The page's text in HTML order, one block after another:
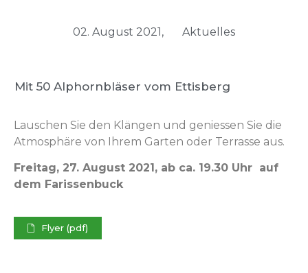
02. August 2021, Aktuelles
Mit 50 Alphornbläser vom Ettisberg
Lauschen Sie den Klän­gen und geniessen Sie die
Atmo­sphäre von Ihrem Garten oder Ter­rasse aus.
Fre­itag, 27. August 2021, ab ca. 19.30 Uhr auf
dem Farissenbuck
Fly­er (pdf)